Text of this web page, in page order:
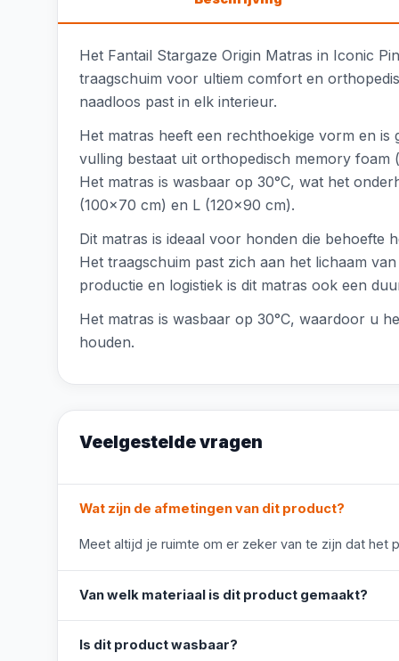
Het Fantail Stargaze Origin Matras in Iconic
traagschuim voor ultiem comfort en
naadloos past in elk interieur.
Het matras heeft een rechthoekige vorm en is
vulling bestaat uit orthopedisch memory
Het matras is wasbaar op 30°C, wat het
(100x70 cm) en L (120x90 cm).
Dit matras is ideaal voor honden die
Het traagschuim past zich aan het lichaam
productie en logistiek is dit matras ook een
Het matras is wasbaar op 30°C, waardoor u
houden.
Veelgestelde vragen
Wat zijn de afmetingen van dit product?
Meet altijd je ruimte om er zeker van te zijn dat het
Van welk materiaal is dit product gemaakt?
Is dit product wasbaar?